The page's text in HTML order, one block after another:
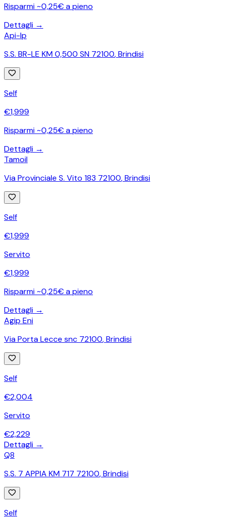
Risparmi ~0,25€ a pieno
Dettagli →
Api-Ip
S.S. BR-LE KM 0,500 SN 72100,Brindisi
Self
€1,999
Risparmi ~0,25€ a pieno
Dettagli →
Tamoil
Via Provinciale S. Vito 183 72100,Brindisi
Self
€1,999
Servito
€1,999
Risparmi ~0,25€ a pieno
Dettagli →
Agip Eni
Via Porta Lecce snc 72100,Brindisi
Self
€2,004
Servito
€2,229
Dettagli →
Q8
S.S. 7 APPIA KM 717 72100,Brindisi
Self